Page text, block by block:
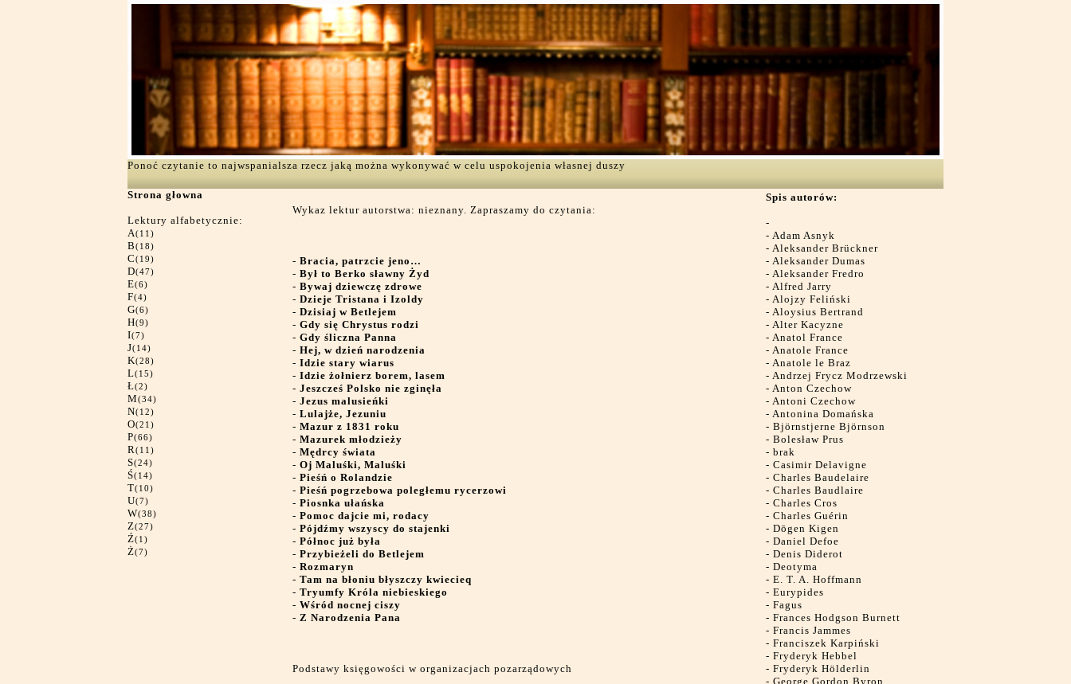
Ponoć czytanie to najwspanialsza rzecz jaką można wykonywać w celu uspokojenia własnej duszy
Strona głowna
Lektury alfabetycznie:
A(11)
B(18)
C(19)
D(47)
E(6)
F(4)
G(6)
H(9)
I(7)
J(14)
K(28)
L(15)
Ł(2)
M(34)
N(12)
O(21)
P(66)
R(11)
S(24)
Ś(14)
T(10)
U(7)
W(38)
Z(27)
Ź(1)
Ż(7)
Wykaz lektur autorstwa: nieznany. Zapraszamy do czytania:
- Bracia, patrzcie jeno…
- Był to Berko sławny Żyd
- Bywaj dziewczę zdrowe
- Dzieje Tristana i Izoldy
- Dzisiaj w Betlejem
- Gdy się Chrystus rodzi
- Gdy śliczna Panna
- Hej, w dzień narodzenia
- Idzie stary wiarus
- Idzie żołnierz borem, lasem
- Jeszcześ Polsko nie zginęła
- Jezus malusieńki
- Lulajże, Jezuniu
- Mazur z 1831 roku
- Mazurek młodzieży
- Mędrcy świata
- Oj Maluśki, Maluśki
- Pieśń o Rolandzie
- Pieśń pogrzebowa poległemu rycerzowi
- Piosnka ułańska
- Pomoc dajcie mi, rodacy
- Pójdźmy wszyscy do stajenki
- Północ już była
- Przybieżeli do Betlejem
- Rozmaryn
- Tam na błoniu błyszczy kwiecieq
- Tryumfy Króla niebieskiego
- Wśród nocnej ciszy
- Z Narodzenia Pana
Podstawy księgowości w organizacjach pozarządowych
Spis autorów:
-
- Adam Asnyk
- Aleksander Brückner
- Aleksander Dumas
- Aleksander Fredro
- Alfred Jarry
- Alojzy Feliński
- Aloysius Bertrand
- Alter Kacyzne
- Anatol France
- Anatole France
- Anatole le Braz
- Andrzej Frycz Modrzewski
- Anton Czechow
- Antoni Czechow
- Antonina Domańska
- Björnstjerne Björnson
- Bolesław Prus
- brak
- Casimir Delavigne
- Charles Baudelaire
- Charles Baudlaire
- Charles Cros
- Charles Guérin
- Dōgen Kigen
- Daniel Defoe
- Denis Diderot
- Deotyma
- E. T. A. Hoffmann
- Eurypides
- Fagus
- Frances Hodgson Burnett
- Francis Jammes
- Franciszek Karpiński
- Fryderyk Hebbel
- Fryderyk Hölderlin
- George Gordon Byron